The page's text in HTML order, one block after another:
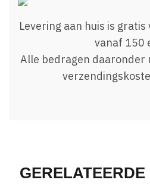
Levering aan huis is
vanaf 150
Alle bedragen daaronder